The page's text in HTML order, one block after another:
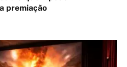
premiação